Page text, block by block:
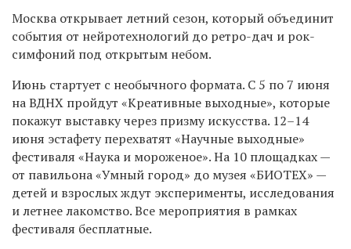
Москва открывает летний сезон, который объединит
события от нейротехнологий до ретро-дач и рок-
симфоний под открытым небом.
Июнь стартует с необычного формата. С 5 по 7 июня
на ВДНХ пройдут «Креативные выходные», которые
покажут выставку через призму искусства. 12–14
июня эстафету перехватят «Научные выходные»
фестиваля «Наука и мороженое». На 10 площадках —
от павильона «Умный город» до музея «БИОТЕХ» —
детей и взрослых ждут эксперименты, исследования
и летнее лакомство. Все мероприятия в рамках
фестиваля бесплатные.